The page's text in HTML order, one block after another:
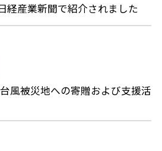
経産業新聞で紹介されました
風被災地への寄贈および支援活